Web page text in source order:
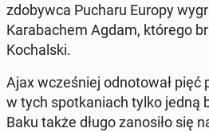
zdoby­w­ca Pucharu Europy
Karabachem Agdam, którego
Kochal­s­ki.
Ajax wcześniej odno­tował pięć
w tych spotka­ni­ach tylko jedną
Baku także długo zanosiło się